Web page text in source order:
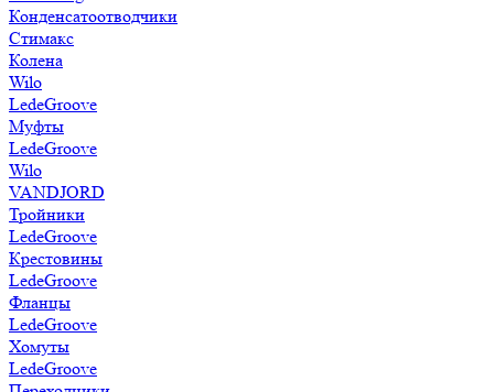
Конденсатоотводчики
Стимакс
Колена
Wilo
LedeGroove
Муфты
LedeGroove
Wilo
VANDJORD
Тройники
LedeGroove
Крестовины
LedeGroove
Фланцы
LedeGroove
Хомуты
LedeGroove